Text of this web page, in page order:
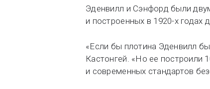
Эденвилл и Сэнфорд были
и построенных в 1920-х годах
«Если бы плотина Эденвилл
Кастонгей. «Но ее построили
и современных стандартов